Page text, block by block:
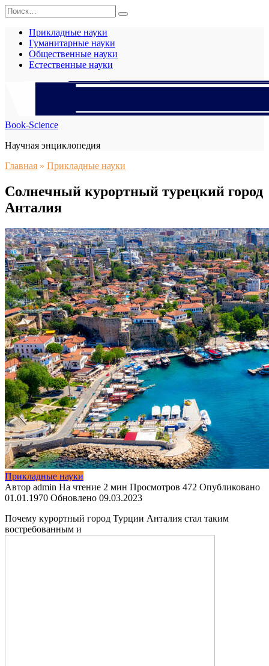
Перейти
к
содержанию
Search
for:
Прикладные науки
Гуманитарные науки
Общественные науки
Естественные науки
Book-Science
Научная энциклопедия
Главная » Прикладные науки
Солнечный курортный турецкий город
Анталия
Прикладные науки
Автор admin На чтение 2 мин Просмотров 472 Опубликовано
01.01.1970 Обновлено 09.03.2023
Почему курортный город Турции Анталия стал таким
востребованным и